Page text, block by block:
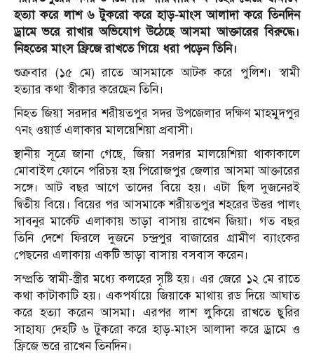
হত্যা করে লাশ ৬ টুকরো করে হাড়-মাংস আলাদা করে তিনদিন
ড্রামে ভরে রাখার অভিযোগ উঠেছে আসমা আক্তারের বিরুদ্ধে।
নিহতের মাংস ফ্রিজে রাখতে গিয়ে ধরা পড়েন তিনি।
শুক্রবার (১৫ মে) রাতে আসমাকে আটক করে পুলিশ। স্বামী
হত্যার কথা স্বীকার করেছেন তিনি।
নিহত জিয়া সরদার শরীয়তপুর সদর উপজেলার দক্ষিণ মাহমুদপুর
৭নং ওয়ার্ড এলাকার মালয়েশিয়া প্রবাসী।
স্থানীয় সূত্রে জানা গেছে, জিয়া সরদার মালয়েশিয়া থাকাকালে
মোবাইল ফোনে পরিচয় হয় পিরোজপুর জেলার আসমা আক্তারের
সঙ্গে। আট বছর আগে তাদের বিয়ে হয়। এটা ছিল দুজনেরই
দ্বিতীয় বিয়ে। বিয়ের পর আসমাকে শরীয়তপুর শহরের উত্তর পালং
সাবনুর মার্কেট এলাকায় ভাড়া বাসায় রাখেন জিয়া। গত বছর
তিনি দেশে ফিরলে দুজনে চন্দ্রপুর বাজারের গ্রামীণ ব্যাংকের
পেছনের এলাকায় একটি ভাড়া বাসায় বসবাস করেন।
সম্প্রতি স্বামী-স্ত্রীর মধ্যে কলহের সৃষ্টি হয়। এর জেরে ১২ মে রাতে
কথা কাটাকাটি হয়। একপর্যায়ে জিয়াকে মাথায় রড দিয়ে আঘাত
করে হত্যা করেন আসমা। এরপর লাশ লুকিয়ে রাখতে ছুরির
সাহায্য দেহটি ৬ টুকরো করে হাড়-মাংস আলাদা করে ড্রামে ও
ফ্রিজে ভরে রাখেন তিনদিন।